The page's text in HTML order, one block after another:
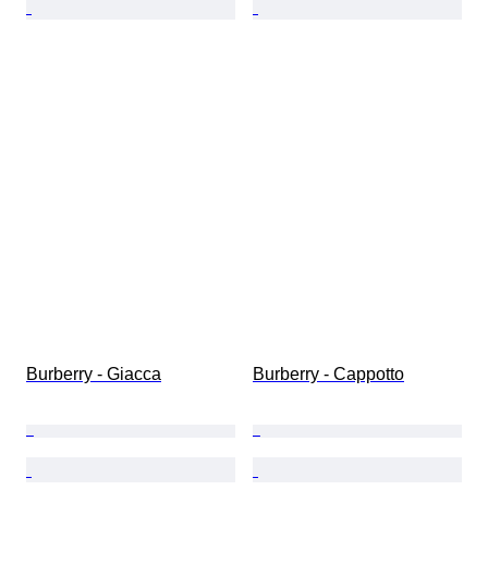
Burberry - Giacca Burberry - Cappotto